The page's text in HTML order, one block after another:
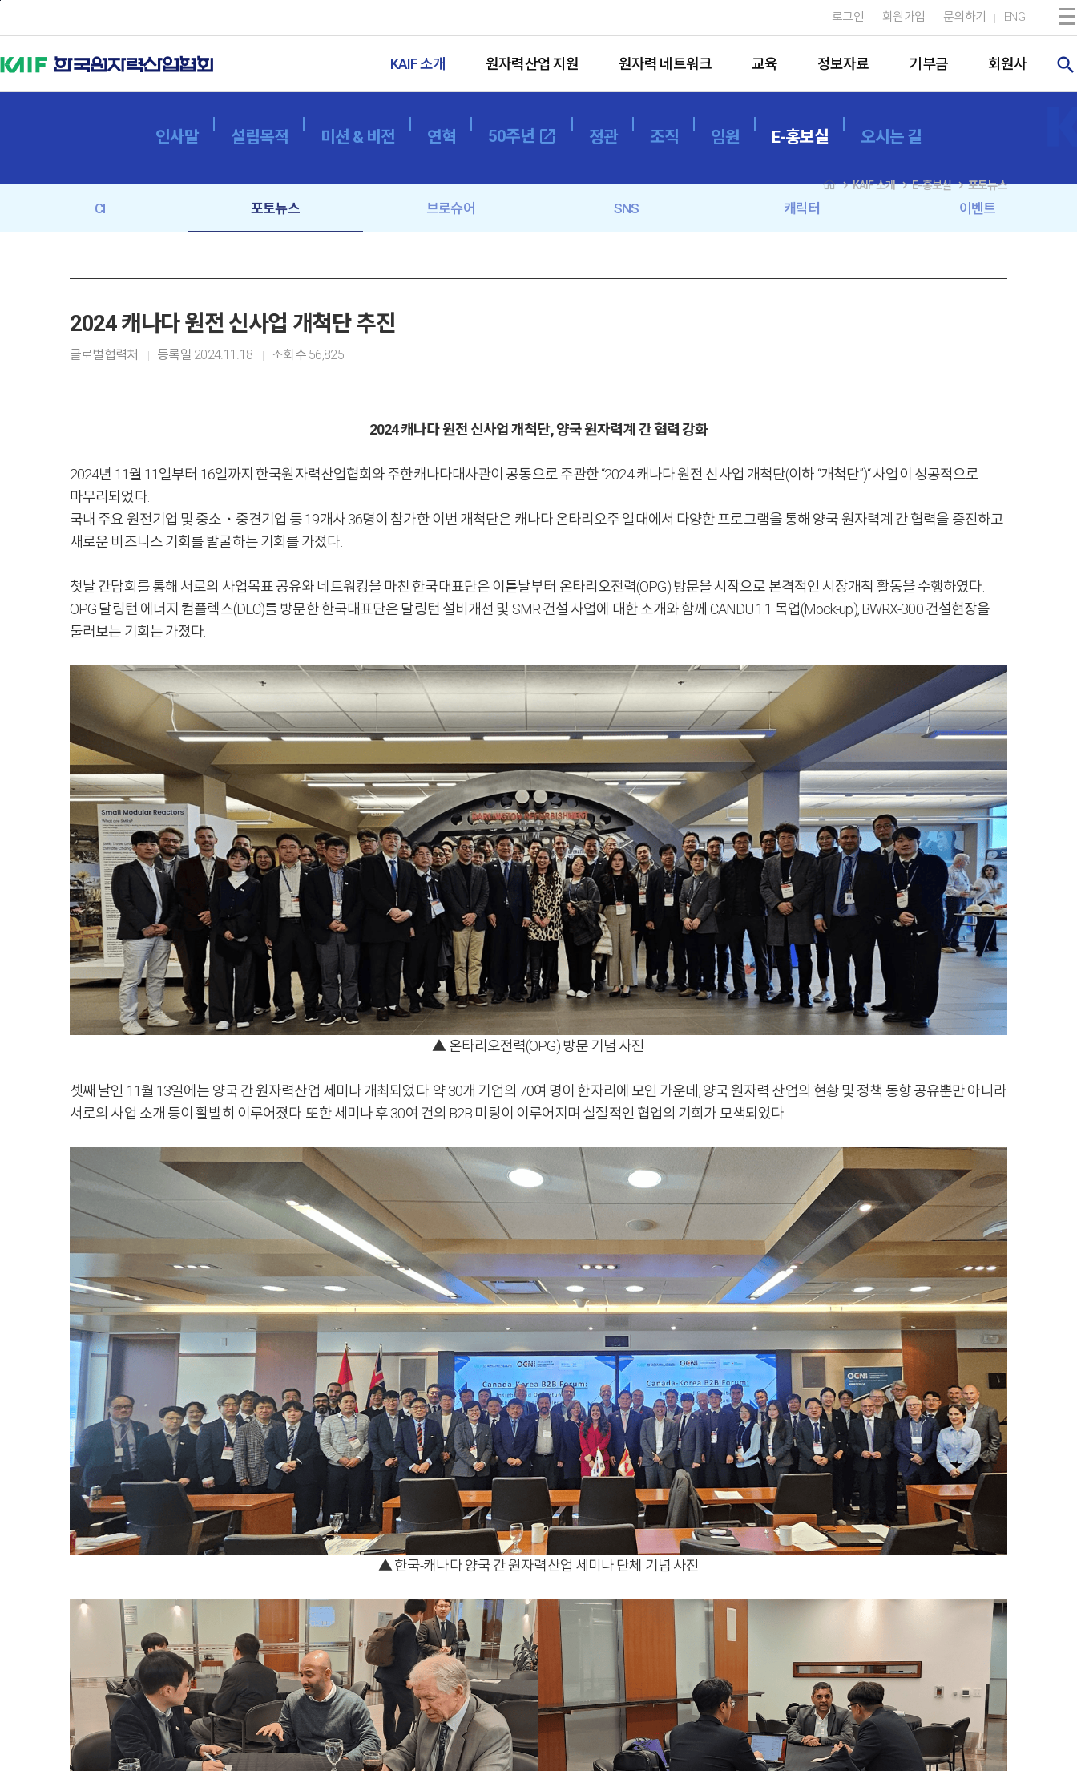
로그인 회원가입 문의하기 ENG
KAIF 소개 원자력산업 지원 원자력 네트워크 교육 정보자료 기부금 회원사 search
인사말 설립목적 미션 & 비전 연혁 50주년 open_in_new 정관 조직 임원 E-홍보실 오시는 길
CI 포토뉴스 브로슈어 SNS 캐릭터 이벤트
navigate_nextKAIF 소개navigate_nextE-홍보실navigate_next포토뉴스
2024 캐나다 원전 신사업 개척단 추진
글로벌협력처 등록일 2024.11.18 조회수56,825
2024 캐나다 원전 신사업 개척단, 양국 원자력계 간 협력 강화
2024년 11월 11일부터 16일까지 한국원자력산업협회와 주한캐나다대사관이 공동으로 주관한 “2024 캐나다 원전 신사업 개척단(이하 “개척단”)“ 사업이 성공적으로
마무리되었다.
국내 주요 원전기업 및 중소・중견기업 등 19개사 36명이 참가한 이번 개척단은 캐나다 온타리오주 일대에서 다양한 프로그램을 통해 양국 원자력계 간 협력을 증진하고
새로운 비즈니스 기회를 발굴하는 기회를 가졌다.
첫날 간담회를 통해 서로의 사업목표 공유와 네트워킹을 마친 한국대표단은 이튿날부터 온타리오전력(OPG) 방문을 시작으로 본격적인 시장개척 활동을 수행하였다.
OPG 달링턴 에너지 컴플렉스(DEC)를 방문한 한국대표단은 달링턴 설비개선 및 SMR 건설 사업에 대한 소개와 함께 CANDU 1:1 목업(Mock-up), BWRX-300 건설현장을
둘러보는 기회는 가졌다.
▲ 온타리오전력(OPG) 방문 기념 사진
셋째 날인 11월 13일에는 양국 간 원자력산업 세미나 개최되었다. 약 30개 기업의 70여 명이 한자리에 모인 가운데, 양국 원자력 산업의 현황 및 정책 동향 공유뿐만 아니라
서로의 사업 소개 등이 활발히 이루어졌다. 또한 세미나 후 30여 건의 B2B 미팅이 이루어지며 실질적인 협업의 기회가 모색되었다.
▲ 한국-캐나다 양국 간 원자력산업 세미나 단체 기념 사진